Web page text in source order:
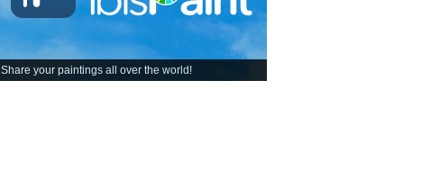
Share your paintings all over the world!